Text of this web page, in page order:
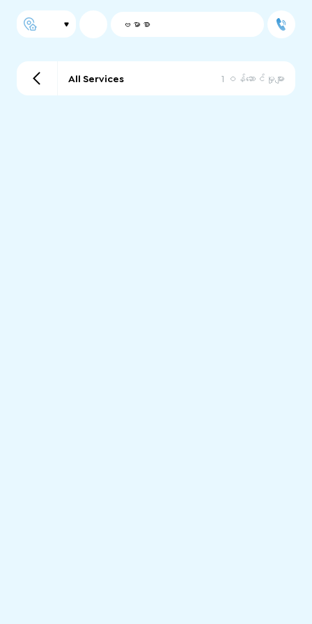
ဗမာစာ
All Services 1 ဝန်ဆောင်မှုများ